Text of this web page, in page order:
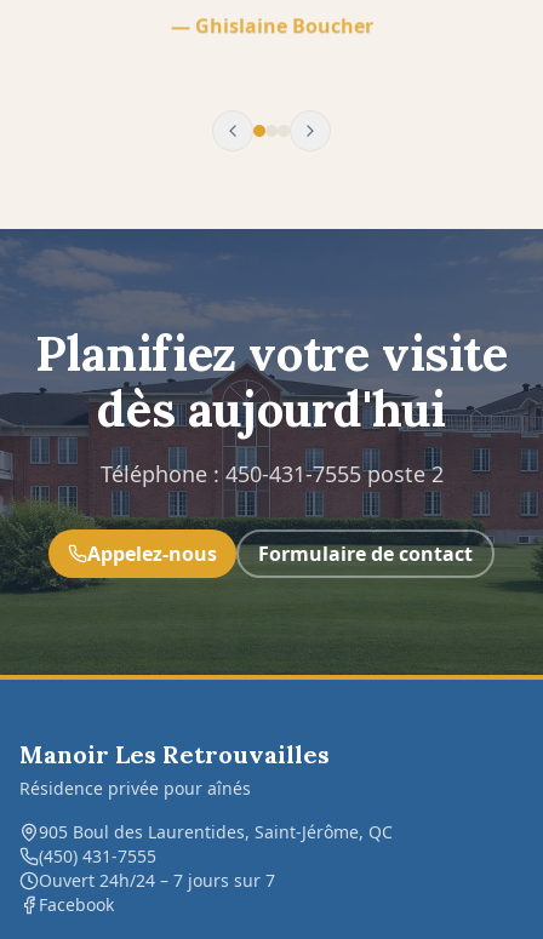
—Lyne Lépine
Planifiez votre visite
dès aujourd'hui
Téléphone : 450-431-7555 poste 2
Appelez-nous Formulaire de contact
Manoir Les Retrouvailles
Résidence privée pour aînés
905 Boul des Laurentides, Saint-Jérôme, QC
(450) 431-7555
Ouvert 24h/24 – 7 jours sur 7
Facebook